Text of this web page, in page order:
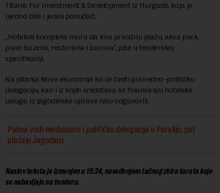
Titanic For Investment & Development iz Hurgade, koja je
ujedno bila i jedini ponuđač.
„Hotelski kompleks mora da ima privatnu plažu, akva park,
puno bazena, restorana i barova“, piše u tenderskoj
specifikaciji.
Na pitanja Nove ekonomije ko će činiti privredno-političku
delegaciju, kao i iz kojih sredstava se finansiraju hotelske
usluge, iz jagodinske uprave nisu odgovorili.
Palma vodi medicinare i političku delegaciju u Paraliju, put
plaćaju Jagodinci
Naslov teksta je izmenjen u 15:24, navođenjem tačnog zbira karata koje
se nabavljaju na tenderu.